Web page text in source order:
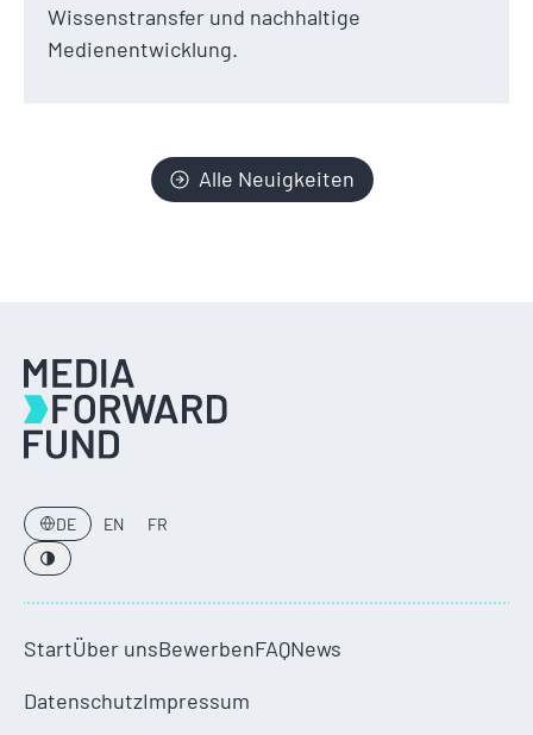
Wissenstransfer und nachhaltige
Medienentwicklung.
Alle Neuigkeiten
StartÜber unsBewerbenFAQNews
DE EN FR
DatenschutzImpressum